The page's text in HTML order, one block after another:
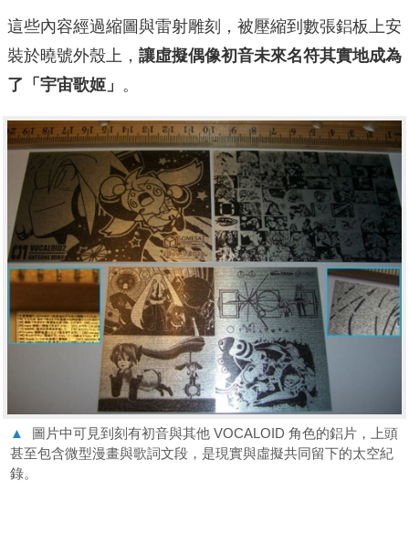
這些內容經過縮圖與雷射雕刻，被壓縮到數張鋁板上安
裝於曉號外殼上， 讓虛擬偶像初音未來名符其實地成為
了「宇宙歌姬」 。
▲
圖片中可見到刻有初音與其他 VOCALOID 角色的鋁片，上頭
甚至包含微型漫畫與歌詞文段，是現實與虛擬共同留下的太空紀
錄。